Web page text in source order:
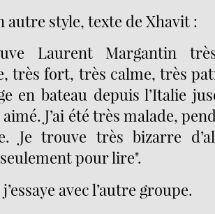
autre style, texte de Xhavit :
Laurent Margantin
très fort, très calme, très
en bateau depuis l’Italie
aimé. J’ai été très malade,
Je trouve très bizarre
pour lire".
avec l’autre groupe.